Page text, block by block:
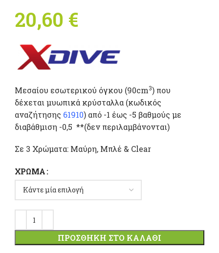
20,60 €
Μεσαίου εσωτερικού όγκου (90cm3) που
δέχεται μυωπικά κρύσταλλα (κωδικός
αναζήτησης 61910) από -1 έως -5 βαθμούς με
διαβάθμιση -0,5 **(δεν περιλαμβάνονται)
Σε 3 Χρώματα: Μαύρη, Μπλέ & Clear
ΧΡΏΜΑ
ΠΡΟΣΘΉΚΗ ΣΤΟ ΚΑΛΆΘΙ